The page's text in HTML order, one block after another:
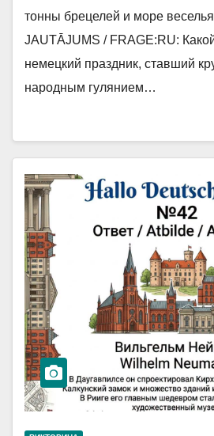
тонны брецелей и море
JAUTĀJUMS / FRAGE:RU:
немецкий праздник, ставший
народным гулянием…